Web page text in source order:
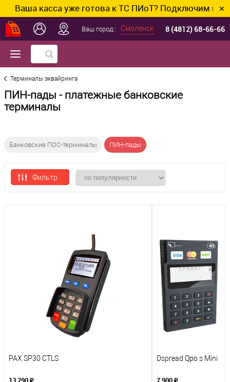
касса уже готова к ТС ПИоТ? Подключим и ✕
Ваш город:: Смоленск 8 (4812) 68-66-66
Терминалы эквайринга
ПИН-пады - платежные банковские
терминалы
Банковские ПОС-терминалы ПИН-пады
Фильтр
PAX SP30 CTLS Dspread Qpo s Mini